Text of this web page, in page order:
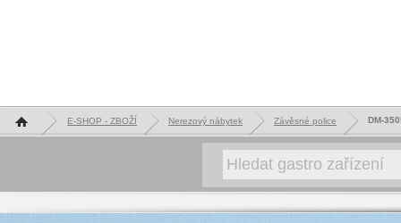
Hlavní stránka E-SHOP - ZBOŽÍ Nerezový nábytek Závěsné police DM-